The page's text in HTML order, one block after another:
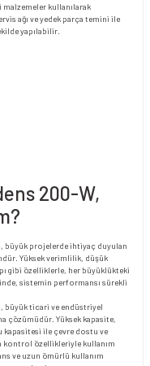
kullanılarak
ağı ve yedek parça temini ile
yapılabilir.
200-W,
büyük projelerde ihtiyaç duyulan
Yüksek verimlilik, düşük
gibi özelliklerle, her büyüklükteki
sistemin performansı sürekli
büyük ticari ve endüstriyel
çözümüdür. Yüksek kapasite,
kapasitesi ile çevre dostu ve
kontrol özellikleriyle kullanım
ve uzun ömürlü kullanım